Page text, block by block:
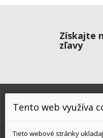
Získajte
zľavy
O nás
Tento web využíva
Tieto webové stránky